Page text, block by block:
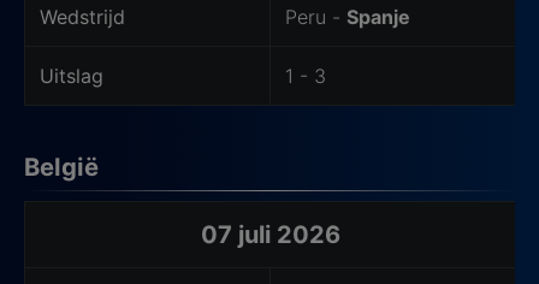
Wedstrijd Peru - Spanje
Uitslag 1 - 3
België
07 juli 2026